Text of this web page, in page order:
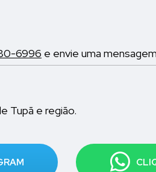
6996 e envie uma
Tupã e região.